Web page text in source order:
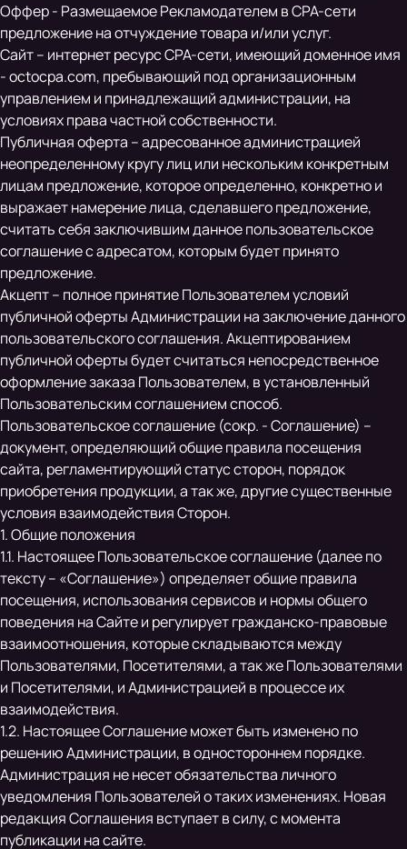
Оффер - Размещаемое Рекламодателем в CPA-сети
предложение на отчуждение товара и/или услуг.
Сайт – интернет ресурс CPA-сети, имеющий доменное имя
- octocpa.com, пребывающий под организационным
управлением и принадлежащий администрации, на
условиях права частной собственности.
Публичная оферта – адресованное администрацией
неопределенному кругу лиц или нескольким конкретным
лицам предложение, которое определенно, конкретно и
выражает намерение лица, сделавшего предложение,
считать себя заключившим данное пользовательское
соглашение с адресатом, которым будет принято
предложение.
Акцепт – полное принятие Пользователем условий
публичной оферты Администрации на заключение данного
пользовательского соглашения. Акцептированием
публичной оферты будет считаться непосредственное
оформление заказа Пользователем, в установленный
Пользовательским соглашением способ.
Пользовательское соглашение (сокр. - Соглашение) –
документ, определяющий общие правила посещения
сайта, регламентирующий статус сторон, порядок
приобретения продукции, а так же, другие существенные
условия взаимодействия Сторон.
1. Общие положения
1.1. Настоящее Пользовательское соглашение (далее по
тексту – «Соглашение») определяет общие правила
посещения, использования сервисов и нормы общего
поведения на Сайте и регулирует гражданско-правовые
взаимоотношения, которые складываются между
Пользователями, Посетителями, а так же Пользователями
и Посетителями, и Администрацией в процессе их
взаимодействия.
1.2. Настоящее Соглашение может быть изменено по
решению Администрации, в одностороннем порядке.
Администрация не несет обязательства личного
уведомления Пользователей о таких изменениях. Новая
редакция Соглашения вступает в силу, с момента
публикации на сайте.